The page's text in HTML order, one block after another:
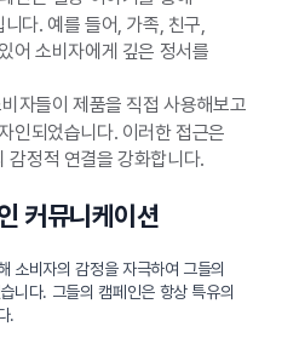
다. 예를 들어, 가족, 친구,
어 소비자에게 깊은 정서를
자들이 제품을 직접 사용해보고
인되었습니다. 이러한 접근은
감정적 연결을 강화합니다.
커뮤니케이션
소비자의 감정을 자극하여 그들의
니다. 그들의 캠페인은 항상 특유의
.